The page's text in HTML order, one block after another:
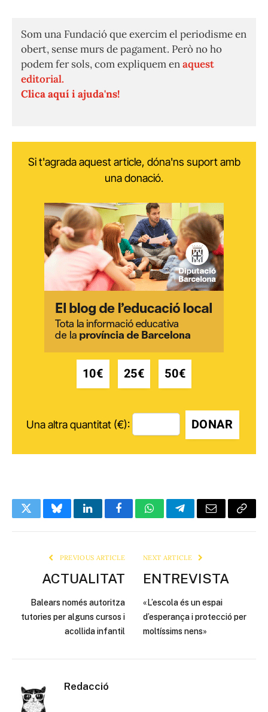
Som una Fundació que exercim el periodisme en
obert, sense murs de pagament. Però no ho
podem fer sols, com expliquem enaquest
editorial.
Clica aquí i ajuda'ns!
Si t'agrada aquest article, dóna'ns suport amb
una donació.
10€ 25€ 50€
Una altra quantitat (€): DONAR
TwitterBlueskyLinkedInFacebookWhatsAppTelegramEmail Copy
PREVIOUS ARTICLE
ACTUALITAT
Balears només autoritza
tutories per alguns cursos i
acollida infantil
NEXT ARTICLE
ENTREVISTA
«L’escola és un espai
d’esperança i protecció per
moltíssims nens»
Redacció